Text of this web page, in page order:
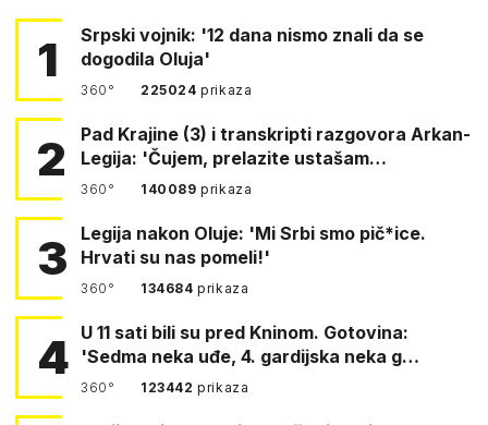
1
Srpski vojnik: '12 dana nismo znali da se
dogodila Oluja'
360° 225024prikaza
2
Pad Krajine (3) i transkripti razgovora Arkan-
Legija: 'Čujem, prelazite ustašam…
360° 140089prikaza
3
Legija nakon Oluje: 'Mi Srbi smo pič*ice.
Hrvati su nas pomeli!'
360° 134684prikaza
4 U 11 sati bili su pred Kninom. Gotovina:
'Sedma neka uđe, 4. gardijska neka g…
360° 123442prikaza